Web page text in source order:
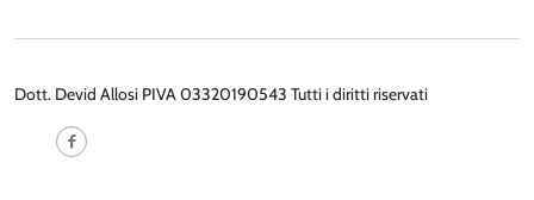
Dott. Devid Allosi PIVA 03320190543 Tutti i diritti riservati